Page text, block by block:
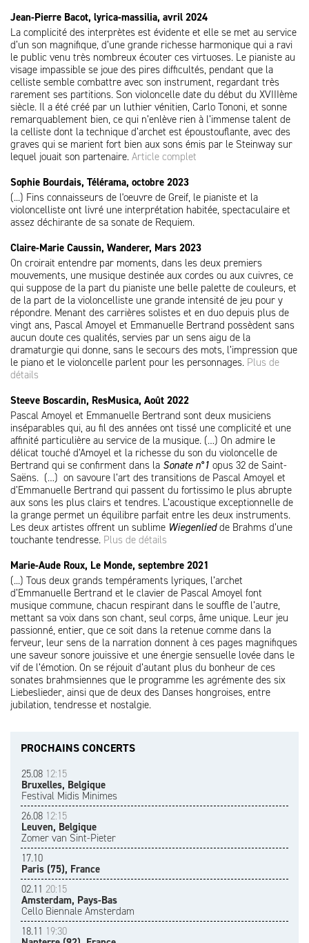
Jean-Pierre Bacot, lyrica-massilia, avril 2024
La complicité des interprètes est évidente et elle se met au service
d’un son magnifique, d’une grande richesse harmonique qui a ravi
le public venu très nombreux écouter ces virtuoses. Le pianiste au
visage impassible se joue des pires difficultés, pendant que la
celliste semble combattre avec son instrument, regardant très
rarement ses partitions. Son violoncelle date du début du XVIIIème
siècle. Il a été créé par un luthier vénitien, Carlo Tononi, et sonne
remarquablement bien, ce qui n’enlève rien à l’immense talent de
la celliste dont la technique d’archet est époustouflante, avec des
graves qui se marient fort bien aux sons émis par le Steinway sur
lequel jouait son partenaire. Article complet
Sophie Bourdais, Télérama, octobre 2023
(...) Fins connaisseurs de l'oeuvre de Greif, le pianiste et la
violoncelliste ont livré une interprétation habitée, spectaculaire et
assez déchirante de sa sonate de Requiem.
Claire-Marie Caussin, Wanderer, Mars 2023
On croirait entendre par moments, dans les deux premiers
mouvements, une musique destinée aux cordes ou aux cuivres, ce
qui suppose de la part du pianiste une belle palette de couleurs, et
de la part de la violoncelliste une grande intensité de jeu pour y
répondre. Menant des carrières solistes et en duo depuis plus de
vingt ans, Pascal Amoyel et Emmanuelle Bertrand possèdent sans
aucun doute ces qualités, servies par un sens aigu de la
dramaturgie qui donne, sans le secours des mots, l’impression que
le piano et le violoncelle parlent pour les personnages. Plus de
détails
Steeve Boscardin, ResMusica, Août 2022
Pascal Amoyel et Emmanuelle Bertrand sont deux musiciens
inséparables qui, au fil des années ont tissé une complicité et une
affinité particulière au service de la musique. (…) On admire le
délicat touché d’Amoyel et la richesse du son du violoncelle de
Bertrand qui se confirment dans la Sonate n°1 opus 32 de Saint-
Saëns. (…) on savoure l’art des transitions de Pascal Amoyel et
d’Emmanuelle Bertrand qui passent du fortissimo le plus abrupte
aux sons les plus clairs et tendres. L’acoustique exceptionnelle de
la grange permet un équilibre parfait entre les deux instruments.
Les deux artistes offrent un sublime Wiegenliedde Brahms d’une
touchante tendresse. Plus de détails
Marie-Aude Roux, Le Monde, septembre 2021
(...) Tous deux grands tempéraments lyriques, l’archet
d’Emmanuelle Bertrand et le clavier de Pascal Amoyel font
musique commune, chacun respirant dans le souffle de l’autre,
mettant sa voix dans son chant, seul corps, âme unique. Leur jeu
passionné, entier, que ce soit dans la retenue comme dans la
ferveur, leur sens de la narration donnent à ces pages magnifiques
une saveur sonore jouissive et une énergie sensuelle lovée dans le
vif de l’émotion. On se réjouit d’autant plus du bonheur de ces
sonates brahmsiennes que le programme les agrémente des six
Liebeslieder, ainsi que de deux des Danses hongroises, entre
jubilation, tendresse et nostalgie.
PROCHAINS CONCERTS
25.08 12:15
Bruxelles, Belgique
Festival Midis Minimes
26.08 12:15
Leuven, Belgique
Zomer van Sint-Pieter
17.10
Paris (75), France
02.11 20:15
Amsterdam, Pays-Bas
Cello Biennale Amsterdam
18.11 19:30